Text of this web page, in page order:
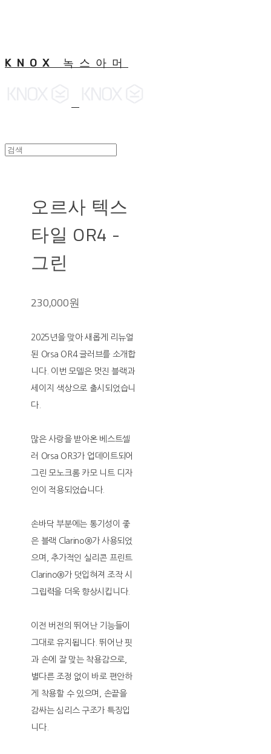
KNOX 녹스아머
오르사 텍스
타일 OR4 -
그린
230,000원
2025년을 맞아 새롭게 리뉴얼
된 Orsa OR4 글러브를 소개합
니다. 이번 모델은 멋진 블랙과
세이지 색상으로 출시되었습니
다.
많은 사랑을 받아온 베스트셀
러 Orsa OR3가 업데이트되어
그린 모노크롬 카모 니트 디자
인이 적용되었습니다.
손바닥 부분에는 통기성이 좋
은 블랙 Clarino®가 사용되었
으며, 추가적인 실리콘 프린트
Clarino®가 덧입혀져 조작 시
그립력을 더욱 향상시킵니다.
이전 버전의 뛰어난 기능들이
그대로 유지됩니다. 뛰어난 핏
과 손에 잘 맞는 착용감으로,
별다른 조정 없이 바로 편안하
게 착용할 수 있으며, 손끝을
감싸는 심리스 구조가 특징입
니다.